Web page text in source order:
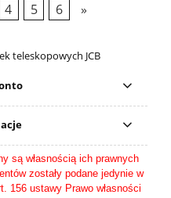
4 5 6 »
teleskopowych JCB
są własnością ich prawnych
zostały podane jedynie w
156 ustawy Prawo własności